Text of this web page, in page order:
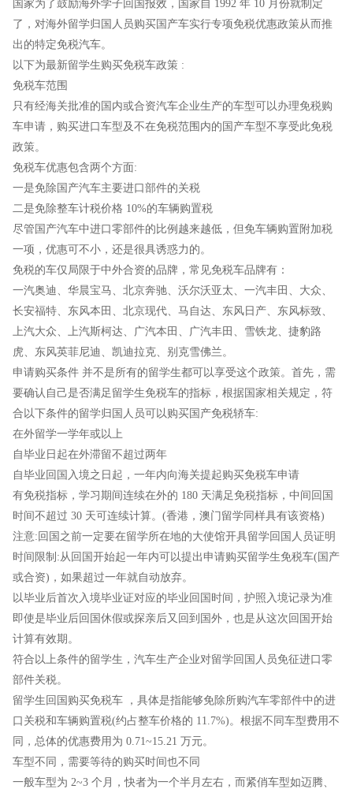
国家为了鼓励海外学子回国报效，国家自 1992 年 10 月份就制定
了，对海外留学归国人员购买国产车实行专项免税优惠政策从而推
出的特定免税汽车。
以下为最新留学生购买免税车政策 :
免税车范围
只有经海关批准的国内或合资汽车企业生产的车型可以办理免税购
车申请，购买进口车型及不在免税范围内的国产车型不享受此免税
政策。
免税车优惠包含两个方面:
一是免除国产汽车主要进口部件的关税
二是免除整车计税价格 10%的车辆购置税
尽管国产汽车中进口零部件的比例越来越低，但免车辆购置附加税
一项，优惠可不小，还是很具诱惑力的。
免税的车仅局限于中外合资的品牌，常见免税车品牌有：
一汽奥迪、华晨宝马、北京奔驰、沃尔沃亚太、一汽丰田、大众、
长安福特、东风本田、北京现代、马自达、东风日产、东风标致、
上汽大众、上汽斯柯达、广汽本田、广汽丰田、雪铁龙、捷豹路
虎、东风英菲尼迪、凯迪拉克、别克雪佛兰。
申请购买条件 并不是所有的留学生都可以享受这个政策。首先，需
要确认自己是否满足留学生免税车的指标，根据国家相关规定，符
合以下条件的留学归国人员可以购买国产免税轿车:
在外留学一学年或以上
自毕业日起在外滞留不超过两年
自毕业回国入境之日起，一年内向海关提起购买免税车申请
有免税指标，学习期间连续在外的 180 天满足免税指标，中间回国
时间不超过 30 天可连续计算。(香港，澳门留学同样具有该资格)
注意:回国之前一定要在留学所在地的大使馆开具留学回国人员证明
时间限制:从回国开始起一年内可以提出申请购买留学生免税车(国产
或合资)，如果超过一年就自动放弃。
以毕业后首次入境毕业证对应的毕业回国时间，护照入境记录为准
即使是毕业后回国休假或探亲后又回到国外，也是从这次回国开始
计算有效期。
符合以上条件的留学生，汽车生产企业对留学回国人员免征进口零
部件关税。
留学生回国购买免税车 ，具体是指能够免除所购汽车零部件中的进
口关税和车辆购置税(约占整车价格的 11.7%)。根据不同车型费用不
同，总体的优惠费用为 0.71~15.21 万元。
车型不同，需要等待的购买时间也不同
一般车型为 2~3 个月，快者为一个半月左右，而紧俏车型如迈腾、